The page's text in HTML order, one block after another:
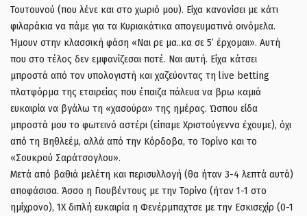
Τουτουνού (που λένε και στο χωριό μου). Είχα κανονίσει με κάτι
φιλαράκια να πάμε για τα Κυριακάτικα απογευματινά οινόμελα.
Ήμουν στην κλασσική φάση «Ναι ρε μα..κα σε 5’ έρχομαι». Αυτή
που στο τέλος δεν εμφανίζεσαι ποτέ. Ναι αυτή. Είχα κάτσει
μπροστά από τον υπολογιστή και χαζεύοντας τη live betting
πλατφόρμα της εταιρείας που έπαιζα πάλευα να βρω καμιά
ευκαιρία να βγάλω τη «χασούρα» της ημέρας. Ώσπου είδα
μπροστά μου το φωτεινό αστέρι (είπαμε Χριστούγεννα έχουμε), όχι
από τη Βηθλεέμ, αλλά από την Κόρδοβα, το Τορίνο και το
«Σουκρού Σαράτσογλου».
Μετά από βαθιά μελέτη και περισυλλογή (θα ήταν 3-4 λεπτά αυτά)
αποφάσισα. Άσσο η Γιουβέντους με την Τορίνο (ήταν 1-1 στο
ημίχρονο), 1Χ διπλή ευκαιρία η Φενέρμπαχτσε με την Εσκισεχίρ (0-1